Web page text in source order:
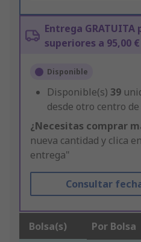
Entrega GRATUITA
superiores a 95,00 €
Disponible
Disponible(s) 39
desde otro centro
¿Necesitas comprar
nueva cantidad y clica
entrega"
Consultar
Bolsa(s) Por Bolsa